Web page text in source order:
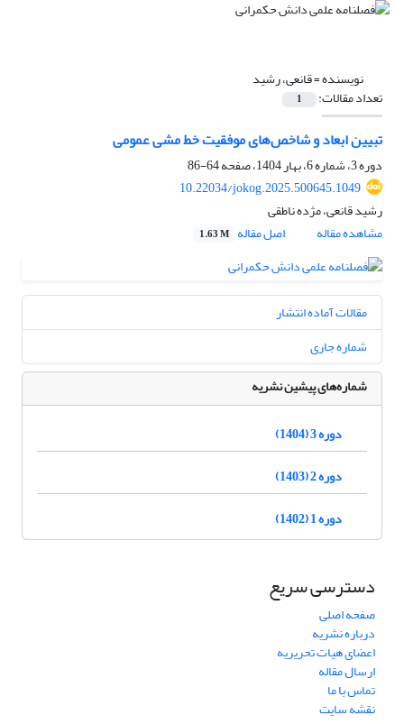
نویسنده =قانعی، رشید
تعداد مقالات: 1
تبیین ابعاد و شاخص‌های موفقیت خط مشی عمومی
دوره 3، شماره 6، بهار 1404، صفحه
64-86
10.22034/jokog.2025.500645.1049
رشید قانعی، مژده ناطقی
مشاهده مقاله
اصل مقاله 1.63 M
مقالات آماده انتشار
شماره جاری
شماره‌های پیشین نشریه
دوره 3 (1404)
دوره 2 (1403)
دوره 1 (1402)
دسترسی سریع
صفحه اصلی
درباره نشریه
اعضای هیات تحریریه
ارسال مقاله
تماس با ما
نقشه سایت